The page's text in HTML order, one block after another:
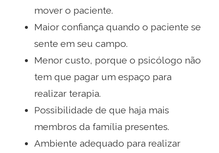
mover o paciente.
Maior confiança quando o paciente se
sente em seu campo.
Menor custo, porque o psicólogo não
tem que pagar um espaço para
realizar terapia.
Possibilidade de que haja mais
membros da família presentes.
Ambiente adequado para realizar